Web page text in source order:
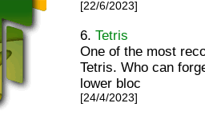
[22/6/2023]
6.Tetris
One of the most
Tetris. Who can
lower bloc
[24/4/2023]